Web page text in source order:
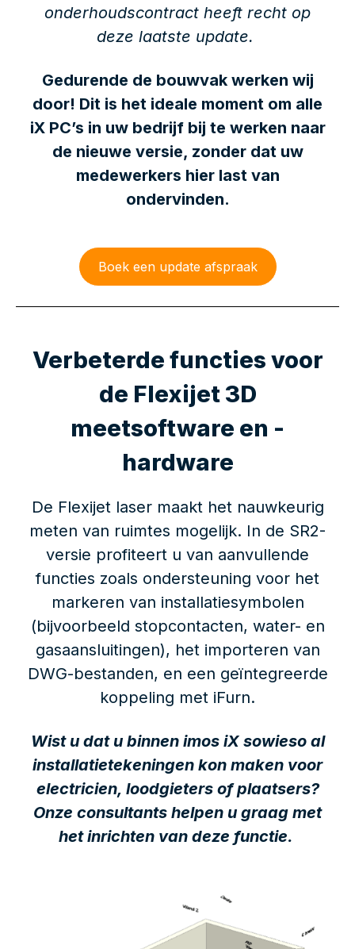
onderhoudscontract heeft recht op
deze laatste update.
Gedurende de bouwvak werken wij
door! Dit is het ideale moment om alle
iX PC’s in uw bedrijf bij te werken naar
de nieuwe versie, zonder dat uw
medewerkers hier last van
ondervinden.
Boek een update afspraak
Verbeterde functies voor
de Flexijet 3D
meetsoftware en -
hardware
De Flexijet laser maakt het nauwkeurig
meten van ruimtes mogelijk. In de SR2-
versie profiteert u van aanvullende
functies zoals ondersteuning voor het
markeren van installatiesymbolen
(bijvoorbeeld stopcontacten, water- en
gasaansluitingen), het importeren van
DWG-bestanden, en een geïntegreerde
koppeling met iFurn.
Wist u dat u binnen imos iX sowieso al
installatietekeningen kon maken voor
electricien, loodgieters of plaatsers?
Onze consultants helpen u graag met
het inrichten van deze functie.